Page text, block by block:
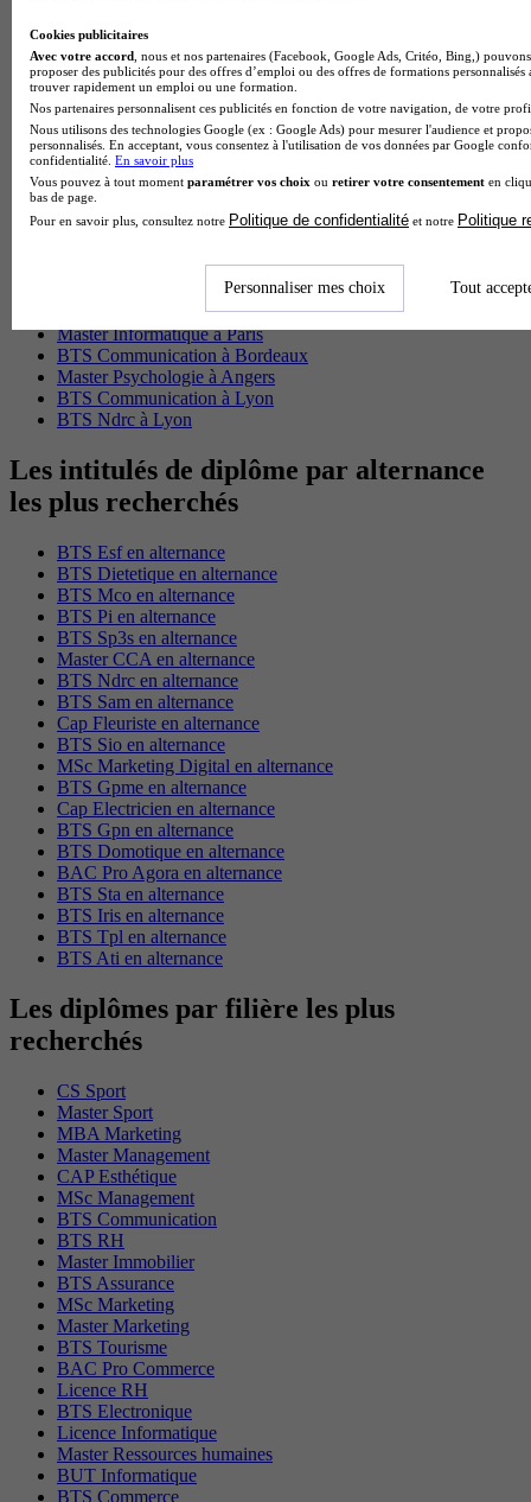
Prépa Medecine à Paris
Licence Psychologie à Paris
Master Psychologie à Lyon
Licence Psychologie à Toulouse
Master Psychologie à Lille
Master Psychologie à Montpellier
Master Psychologie à Paris
Master Meef à Lyon
Master Meef à Paris
BTS Tourisme à Bordeaux
BTS Tourisme à Paris
BTS Tourisme à Toulouse
Licence Psychologie à Lille
Master Informatique à Paris
BTS Communication à Bordeaux
Master Psychologie à Angers
BTS Communication à Lyon
BTS Ndrc à Lyon
Les intitulés de diplôme par alternance
les plus recherchés
BTS Esf en alternance
BTS Dietetique en alternance
BTS Mco en alternance
BTS Pi en alternance
BTS Sp3s en alternance
Master CCA en alternance
BTS Ndrc en alternance
BTS Sam en alternance
Cap Fleuriste en alternance
BTS Sio en alternance
MSc Marketing Digital en alternance
BTS Gpme en alternance
Cap Electricien en alternance
BTS Gpn en alternance
BTS Domotique en alternance
BAC Pro Agora en alternance
BTS Sta en alternance
BTS Iris en alternance
BTS Tpl en alternance
BTS Ati en alternance
Les diplômes par filière les plus
recherchés
CS Sport
Master Sport
MBA Marketing
Master Management
CAP Esthétique
MSc Management
BTS Communication
BTS RH
Master Immobilier
BTS Assurance
MSc Marketing
Master Marketing
BTS Tourisme
BAC Pro Commerce
Licence RH
BTS Electronique
Licence Informatique
Master Ressources humaines
BUT Informatique
BTS Commerce
Cookies publicitaires
Avec votre accord , nous et nos partenaires (Facebook, Google Ads, Critéo, Bing,)
proposer des publicités pour des offres d’emploi ou des offres de formations
trouver rapidement un emploi ou une formation.
Nos partenaires personnalisent ces publicités en fonction de votre navigation, de votre
Nous utilisons des technologies Google (ex : Google Ads) pour mesurer l'audience et
personnalisés. En acceptant, vous consentez à l'utilisation de vos données par Google
confidentialité. En savoir plus
Vous pouvez à tout moment paramétrer vos choix ou retirer votre consentement en
bas de page.
Pour en savoir plus, consultez notre Politique de confidentialité et notre Politique
Personnaliser mes choix Tout